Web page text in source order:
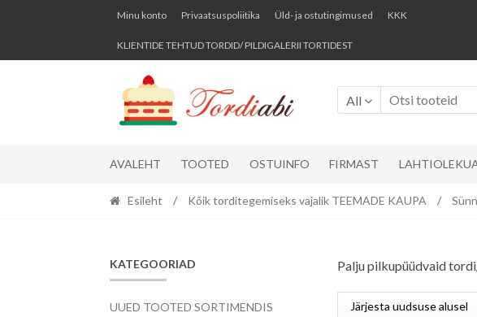
Skip
navigation
Skip
content
Minu konto Privaatsuspoliitika Üld- ja ostutingimused KKK
KLIENTIDE TEHTUD TORDID/ PILDIGALERII TORTIDEST
All
AVALEHT TOOTED OSTUINFO FIRMAST
Esileht / Kõik torditegemiseks vajalik TEEMADE KAUPA /
Palju pilkupüüdvaid
KATEGOORIAD
UUED TOOTED SORTIMENDIS